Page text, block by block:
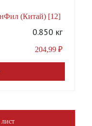
(Китай) [12]
0.850 кг
204,99 ₽